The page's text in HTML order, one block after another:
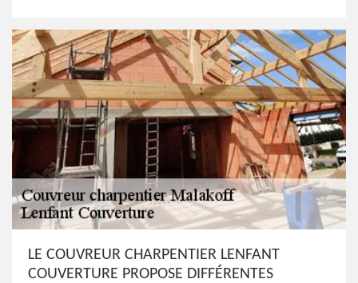
LE COUVREUR CHARPENTIER LENFANT
COUVERTURE PROPOSE DIFFÉRENTES